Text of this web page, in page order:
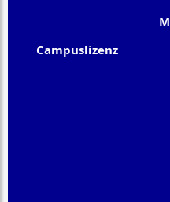
Campuslizenz